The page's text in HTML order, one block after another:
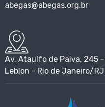
abegas@abegas.org.br
Av. Ataulfo de Paiva, 245
Leblon - Rio de Janeiro/RJ